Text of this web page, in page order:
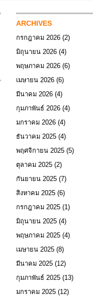
ARCHIVES
กรกฎาคม 2026 (2)
มิถุนายน 2026 (4)
พฤษภาคม 2026 (6)
เมษายน 2026 (6)
มีนาคม 2026 (4)
กุมภาพันธ์ 2026 (4)
มกราคม 2026 (4)
ธันวาคม 2025 (4)
พฤศจิกายน 2025 (5)
ตุลาคม 2025 (2)
กันยายน 2025 (7)
สิงหาคม 2025 (6)
กรกฎาคม 2025 (1)
มิถุนายน 2025 (4)
พฤษภาคม 2025 (4)
เมษายน 2025 (8)
มีนาคม 2025 (12)
กุมภาพันธ์ 2025 (13)
มกราคม 2025 (12)